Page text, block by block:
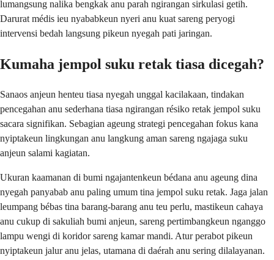
lumangsung nalika bengkak anu parah ngirangan sirkulasi getih.
Darurat médis ieu nyababkeun nyeri anu kuat sareng peryogi
intervensi bedah langsung pikeun nyegah pati jaringan.
Kumaha jempol suku retak tiasa dicegah?
Sanaos anjeun henteu tiasa nyegah unggal kacilakaan, tindakan
pencegahan anu sederhana tiasa ngirangan résiko retak jempol suku
sacara signifikan. Sebagian ageung strategi pencegahan fokus kana
nyiptakeun lingkungan anu langkung aman sareng ngajaga suku
anjeun salami kagiatan.
Ukuran kaamanan di bumi ngajantenkeun bédana anu ageung dina
nyegah panyabab anu paling umum tina jempol suku retak. Jaga jalan
leumpang bébas tina barang-barang anu teu perlu, mastikeun cahaya
anu cukup di sakuliah bumi anjeun, sareng pertimbangkeun nganggo
lampu wengi di koridor sareng kamar mandi. Atur perabot pikeun
nyiptakeun jalur anu jelas, utamana di daérah anu sering dilalayanan.